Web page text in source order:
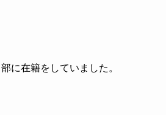
に在籍をしていました。